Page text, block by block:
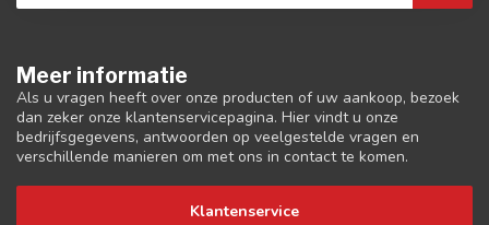
Meer informatie
Als u vragen heeft over onze producten of uw aankoop, bezoek
dan zeker onze klantenservicepagina. Hier vindt u onze
bedrijfsgegevens, antwoorden op veelgestelde vragen en
verschillende manieren om met ons in contact te komen.
Klantenservice